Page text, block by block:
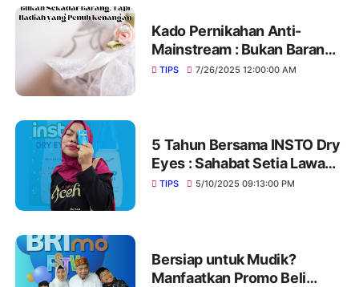
Kado Pernikahan Anti-
Mainstream : Bukan Barang
Mahal, Tapi Kenangan yang
TIPS 7/26/2025 12:00:00 AM
5 Tahun Bersama INSTO Dry
Eyes : Sahabat Setia Lawan
Mata Keringku
TIPS 5/10/2025 09:13:00 PM
Bersiap untuk Mudik?
Manfaatkan Promo Beli